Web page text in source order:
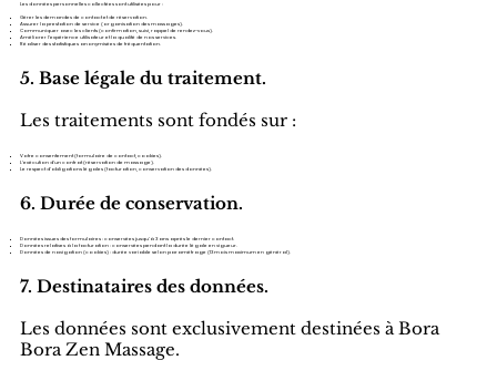
Les données personnelles collectées sont utilisées pour :
Gérer les demandes de contact et de réservation.
Assurer la prestation de service (organisation des massages).
Communiquer avec les clients (confirmation, suivi, rappel de rendez-vous).
Améliorer l’expérience utilisateur et la qualité de nos services.
Réaliser des statistiques anonymisées de fréquentation.
5. Base légale du traitement.
Les traitements sont fondés sur :
Votre consentement (formulaire de contact, cookies).
L’exécution d’un contrat (réservation de massage).
Le respect d’obligations légales (facturation, conservation des données).
6. Durée de conservation.
Données issues des formulaires : conservées jusqu’à 3 ans après le dernier contact.
Données relatives à la facturation : conservées pendant la durée légale en vigueur.
Données de navigation (cookies) : durée variable selon paramétrage (13 mois maximum en général).
7. Destinataires des données.
Les données sont exclusivement destinées à Bora
Bora Zen Massage.